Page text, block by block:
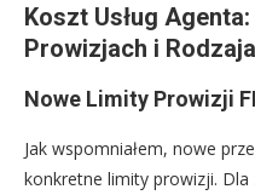
Koszt Usług
Prowizjach i
Nowe Limity Prowizji
Jak wspomniałem, nowe
konkretne limity prowizji.